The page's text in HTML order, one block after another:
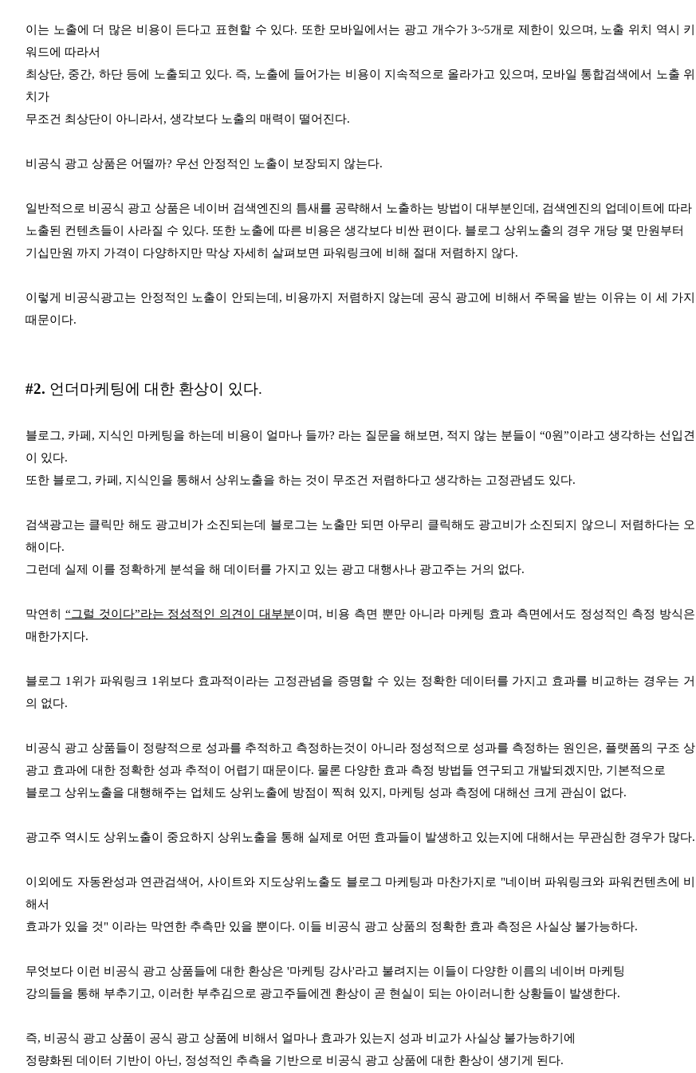
이는 노출에 더 많은 비용이 든다고 표현할 수 있다. 또한 모바일에서는 광고 개수가 3~5개로 제한이 있으며, 노출 위치 역시 키
워드에 따라서
최상단, 중간, 하단 등에 노출되고 있다. 즉, 노출에 들어가는 비용이 지속적으로 올라가고 있으며, 모바일 통합검색에서 노출 위
치가
무조건 최상단이 아니라서, 생각보다 노출의 매력이 떨어진다.
비공식 광고 상품은 어떨까? 우선 안정적인 노출이 보장되지 않는다.
일반적으로 비공식 광고 상품은 네이버 검색엔진의 틈새를 공략해서 노출하는 방법이 대부분인데, 검색엔진의 업데이트에 따라
노출된 컨텐츠들이 사라질 수 있다. 또한 노출에 따른 비용은 생각보다 비싼 편이다. 블로그 상위노출의 경우 개당 몇 만원부터
기 십만원 까지 가격이 다양하지만 막상 자세히 살펴보면 파워링크에 비해 절대 저렴하지 않다.
이렇게 비공식광고는 안정적인 노출이 안되는데, 비용까지 저렴하지 않는데 공식 광고에 비해서 주목을 받는 이유는 이 세 가지
때문이다.
#2. 언더마케팅에 대한 환상이 있다.
블로그, 카페, 지식인 마케팅을 하는데 비용이 얼마나 들까? 라는 질문을 해보면, 적지 않는 분들이 “0원”이라고 생각하는 선입견
이 있다.
또한 블로그, 카페, 지식인을 통해서 상위노출을 하는 것이 무조건 저렴하다고 생각하는 고정관념도 있다.
검색광고는 클릭만 해도 광고비가 소진되는데 블로그는 노출만 되면 아무리 클릭해도 광고비가 소진되지 않으니 저렴하다는 오
해이다.
그런데 실제 이를 정확하게 분석을 해 데이터를 가지고 있는 광고 대행사나 광고주는 거의 없다.
막연히 “그럴 것이다”라는 정성적인 의견이 대부분이며, 비용 측면 뿐만 아니라 마케팅 효과 측면에서도 정성적인 측정 방식은
매한가지다.
블로그 1위가 파워링크 1위보다 효과적이라는 고정관념을 증명할 수 있는 정확한 데이터를 가지고 효과를 비교하는 경우는 거
의 없다.
비공식 광고 상품들이 정량적으로 성과를 추적하고 측정하는것이 아니라 정성적으로 성과를 측정하는 원인은, 플랫폼의 구조 상
광고 효과에 대한 정확한 성과 추적이 어렵기 때문이다. 물론 다양한 효과 측정 방법들 연구되고 개발되겠지만, 기본적으로
블로그 상위노출을 대행해주는 업체도 상위노출에 방점이 찍혀 있지, 마케팅 성과 측정에 대해선 크게 관심이 없다.
광고주 역시도 상위노출이 중요하지 상위노출을 통해 실제로 어떤 효과들이 발생하고 있는지에 대해서는 무관심한 경우가 많다.
이외에도 자동완성과 연관검색어, 사이트와 지도상위노출도 블로그 마케팅과 마찬가지로 "네이버 파워링크와 파워컨텐츠에 비
해서
효과가 있을 것" 이라는 막연한 추측만 있을 뿐이다. 이들 비공식 광고 상품의 정확한 효과 측정은 사실상 불가능하다.
무엇보다 이런 비공식 광고 상품들에 대한 환상은 '마케팅 강사'라고 불려지는 이들이
다양한 이름의 네이버 마케팅
강의들을 통해 부추기고, 이러한 부추김으로 광고주들에겐 환상이 곧 현실이 되는 아이러니한 상황들이 발생한다.
즉, 비공식 광고 상품이 공식 광고 상품에 비해서 얼마나 효과가 있는지 성과 비교가 사실상 불가능하기에
정량화된 데이터 기반이 아닌, 정성적인 추측을 기반으로 비공식 광고 상품에 대한 환상이 생기게 된다.